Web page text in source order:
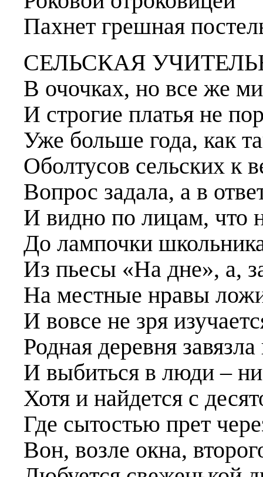
Пахнет грешная
СЕЛЬСКАЯ
В очочках, но все же
И строгие платья не
Уже больше года, как
Оболтусов сельских к
Вопрос задала, а в
И видно по лицам, что
До лампочки
Из пьесы «На дне», а,
На местные нравы
И вовсе не зря
Родная деревня
И выбиться в люди –
Хотя и найдется с
Где сытостью прет
Вон, возле окна,